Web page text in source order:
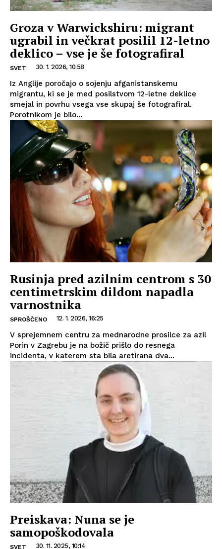
Groza v Warwickshiru: migrant
ugrabil in večkrat posilil 12-letno
deklico – vse je še fotografiral
SVET 30. 1. 2026, 10:58
Iz Anglije poročajo o sojenju afganistanskemu
migrantu, ki se je med posilstvom 12-letne deklice
smejal in povrhu vsega vse skupaj še fotografiral.
Porotnikom je bilo...
Rusinja pred azilnim centrom s 30
centimetrskim dildom napadla
varnostnika
SPROŠČENO 12. 1. 2026, 16:25
V sprejemnem centru za mednarodne prosilce za azil
Porin v Zagrebu je na božič prišlo do resnega
incidenta, v katerem sta bila aretirana dva...
Preiskava: Nuna se je
samopoškodovala
SVET 30. 11. 2025, 10:14